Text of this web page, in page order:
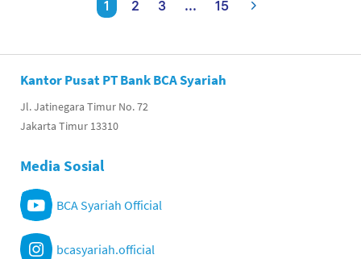
1 2 3 ... 15
Kantor Pusat PT Bank BCA Syariah
Jl. Jatinegara Timur No. 72
Jakarta Timur 13310
Media Sosial
BCA Syariah Official
bcasyariah.official